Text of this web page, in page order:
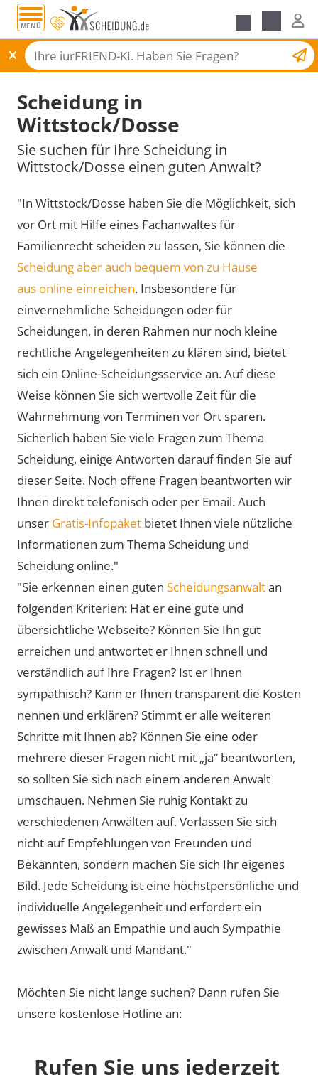
MENÜ
Scheidungsantrag
Scheidung in
Wittstock/Dosse
Sie suchen für Ihre Scheidung in
Wittstock/Dosse einen guten Anwalt?
"In Wittstock/Dosse haben Sie die Möglichkeit, sich
vor Ort mit Hilfe eines Fachanwaltes für
Familienrecht scheiden zu lassen, Sie können die
Scheidung aber auch bequem von zu Hause
aus online einreichen. Insbesondere für
einvernehmliche Scheidungen oder für
Scheidungen, in deren Rahmen nur noch kleine
rechtliche Angelegenheiten zu klären sind, bietet
sich ein Online-Scheidungsservice an. Auf diese
Weise können Sie sich wertvolle Zeit für die
Wahrnehmung von Terminen vor Ort sparen.
Sicherlich haben Sie viele Fragen zum Thema
Scheidung, einige Antworten darauf finden Sie auf
dieser Seite. Noch offene Fragen beantworten wir
Ihnen direkt telefonisch oder per Email. Auch
unser Gratis-Infopaket bietet Ihnen viele nützliche
Informationen zum Thema Scheidung und
Scheidung online."
"Sie erkennen einen guten Scheidungsanwaltan
folgenden Kriterien: Hat er eine gute und
übersichtliche Webseite? Können Sie Ihn gut
erreichen und antwortet er Ihnen schnell und
verständlich auf Ihre Fragen? Ist er Ihnen
sympathisch? Kann er Ihnen transparent die Kosten
nennen und erklären? Stimmt er alle weiteren
Schritte mit Ihnen ab? Können Sie eine oder
mehrere dieser Fragen nicht mit „ja“ beantworten,
so sollten Sie sich nach einem anderen Anwalt
umschauen. Nehmen Sie ruhig Kontakt zu
verschiedenen Anwälten auf. Verlassen Sie sich
nicht auf Empfehlungen von Freunden und
Bekannten, sondern machen Sie sich Ihr eigenes
Bild. Jede Scheidung ist eine höchstpersönliche und
individuelle Angelegenheit und erfordert ein
gewisses Maß an Empathie und auch Sympathie
zwischen Anwalt und Mandant."
Möchten Sie nicht lange suchen? Dann rufen Sie
unsere kostenlose Hotline an:
Rufen Sie uns jederzeit